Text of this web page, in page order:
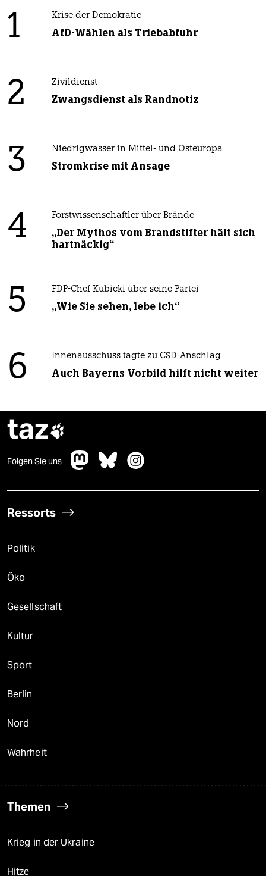
1 Krise der Demokratie
AfD-Wählen als Triebabfuhr
2 Zivildienst
Zwangsdienst als Randnotiz
3 Niedrigwasser in Mittel- und Osteuropa
Stromkrise mit Ansage
4 Forstwissenschaftler über Brände
„Der Mythos vom Brandstifter hält sich
hartnäckig“
5 FDP-Chef Kubicki über seine Partei
„Wie Sie sehen, lebe ich“
6 Innenausschuss tagte zu CSD-Anschlag
Auch Bayerns Vorbild hilft nicht weiter
taz
Folgen Sie uns
Ressorts
Politik
Öko
Gesellschaft
Kultur
Sport
Berlin
Nord
Wahrheit
Themen
Krieg in der Ukraine
Hitze